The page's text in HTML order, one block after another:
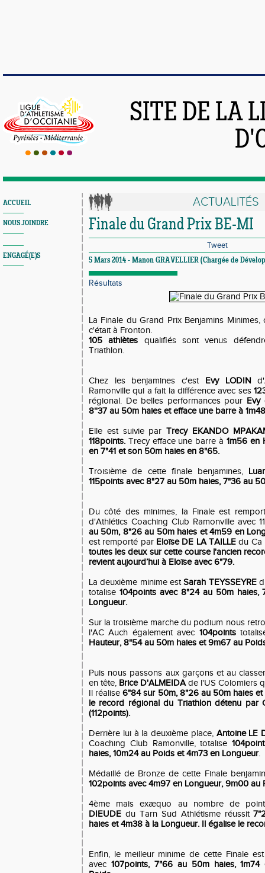
SITE DE LA
ACCUEIL
NOUS JOINDRE
ENGAGÉ(E)S
ACTUALITÉS
Finale du Grand Prix BE-MI
Tweet
5 Mars 2014 - Manon GRAVELLIER (Chargée de
Résultats
La Finale du Grand Prix Benjamins Minimes,
c'était à Fronton.
105 athlètes qualifiés sont venus
Triathlon.
Chez les benjamines c'est Evy LODIN
Ramonville qui a fait la différence avec ses
régional. De belles performances pour Evy
8''37 au 50m haies et efface une barre à
Elle est suivie parTrecy EKANDO
118points. Trecy efface une barre à 1m56 en
en 7"41 et son 50m haies en 8"65.
Troisième de cette finale benjamines,
115points avec 8"27 au 50m haies, 7"36 au
Du côté des minimes, la Finale est
d'Athlétics Coaching Club Ramonville avec
au 50m, 8"26 au 50m haies et 4m59 en
est remporté par Eloïse DE LA TAILLE du Ca
toutes les deux sur cette course l'ancien
revient aujourd’hui à Eloïse avec 6"79.
La deuxième minime estSarah TEYSSEYRE
totalise 104points avec 8"24 au 50m
Longueur.
Sur la troisième marche du podium nous
l'AC Auch également avec 104points
Hauteur, 8"54 au 50m haies et 9m67 au
Puis nous passons aux garçons et au
en tête, Brice D'ALMEIDAde l'US Colomiers
Il réalise6"84 sur 50m, 8"26 au 50m haies
le record régional du Triathlon détenu par
(112points).
Derrière lui à la deuxième place, Antoine LE
Coaching Club Ramonville, totalise
haies, 10m24 au Poids et 4m73 en Longueur.
Médaillé de Bronze de cette Finale
102points avec 4m97 en Longueur, 9m00 au
4ème mais exæquo au nombre de
DIEUDE du Tarn Sud Athlétisme réussit
haies et 4m38 à la Longueur. Il égalise le
Enfin, le meilleur minime de cette Finale
avec 107points, 7"66 au 50m haies,